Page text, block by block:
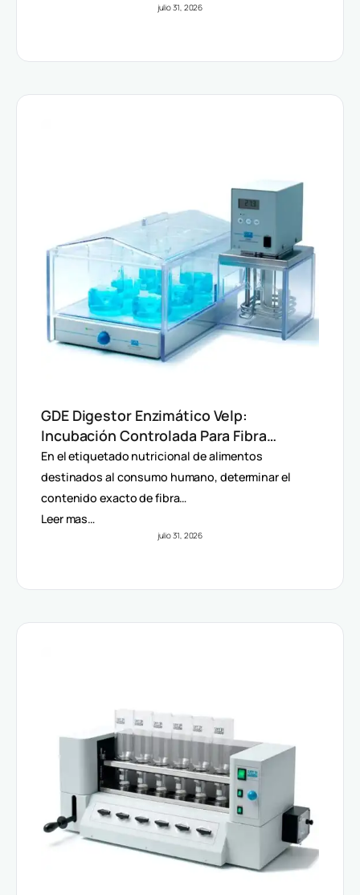
julio 31, 2026
GDE Digestor Enzimático Velp:
Incubación Controlada Para Fibra
Dietética (AOAC)
En el etiquetado nutricional de alimentos
destinados al consumo humano, determinar el
contenido exacto de fibra…
Leer mas…
julio 31, 2026